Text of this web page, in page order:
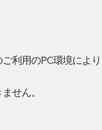
利用のPC環境によ
せん。